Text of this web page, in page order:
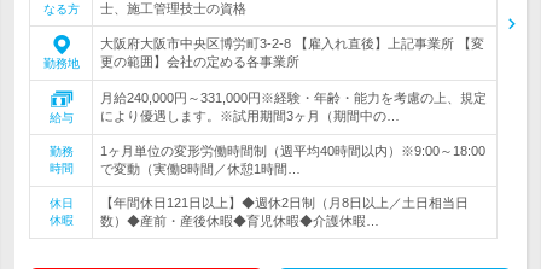
なる方 士、施工管理技士の資格
勤務地
大阪府大阪市中央区博労町3‐2‐8 【雇入れ直後】上記事業所 【変
更の範囲】会社の定める各事業所
給与
月給240,000円～331,000円※経験・年齢・能力を考慮の上、規定
により優遇します。※試用期間3ヶ月（期間中の…
勤務
時間
1ヶ月単位の変形労働時間制（週平均40時間以内）※9:00～18:00
で変動（実働8時間／休憩1時間…
休日
休暇
【年間休日121日以上】◆週休2日制（月8日以上／土日相当日
数）◆産前・産後休暇◆育児休暇◆介護休暇…